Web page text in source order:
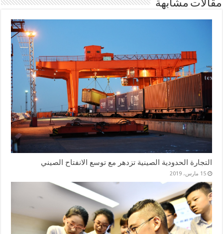
مقالات مشابهة
التجارة الحدودية الصينية تزدهر مع توسع الانفتاح الصيني
15 مارس، 2019